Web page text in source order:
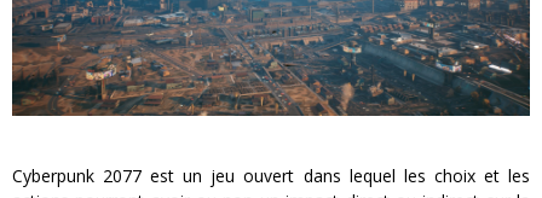
Cyberpunk 2077 est un jeu ouvert dans lequel les choix et les